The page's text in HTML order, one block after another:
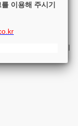
만 제공됩니다.
스타터/프로페셔널
니다.
있고
원되지 않는 기능들이
이용해 주시기